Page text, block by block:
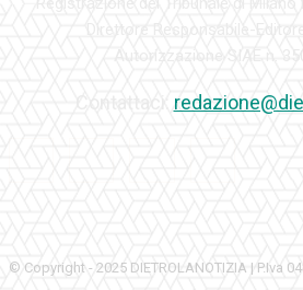
© Copyright - 2025 DIETROLANOTIZIA | P.Iva